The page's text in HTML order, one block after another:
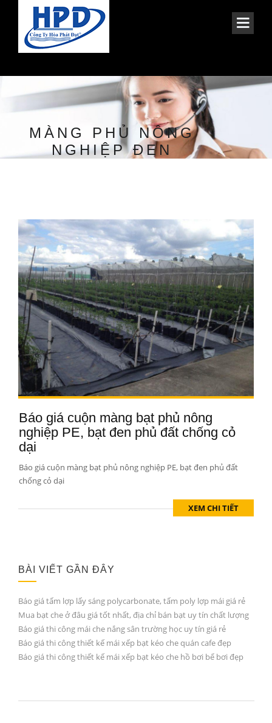
MÀNG PHỦ NÔNG
NGHIỆP ĐEN
Báo giá cuộn màng bạt phủ nông
nghiệp PE, bạt đen phủ đất chống cỏ
dại
Báo giá cuộn màng bạt phủ nông nghiệp PE, bạt đen phủ đất
chống cỏ dại
XEM CHI TIẾT
BÀI VIẾT GẦN ĐÂY
Báo giá tấm lợp lấy sáng polycarbonate, tấm poly lợp mái giá rẻ
Mua bạt che ở đâu giá tốt nhất, địa chỉ bán bạt uy tín chất lượng
Báo giá thi công mái che nắng sân trường học uy tín giá rẻ
Báo giá thi công thiết kế mái xếp bạt kéo che quán cafe đẹp
Báo giá thi công thiết kế mái xếp bạt kéo che hồ bơi bể bơi đẹp